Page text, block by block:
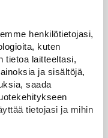
henkilötietojasi,
kuten
tietoa laitteeltasi,
ja sisältöjä,
saada
tietojasi ja mihin
Luetuimmat